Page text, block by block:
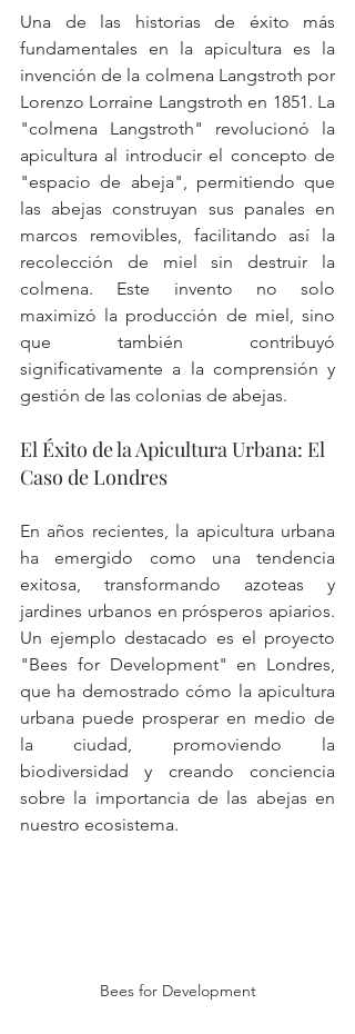
Una de las historias de éxito más
fundamentales en la apicultura es la
invención de la colmena Langstroth por
Lorenzo Lorraine Langstroth en 1851. La
"colmena Langstroth" revolucionó la
apicultura al introducir el concepto de
"espacio de abeja", permitiendo que
las abejas construyan sus panales en
marcos removibles, facilitando así la
recolección de miel sin destruir la
colmena. Este invento no solo
maximizó la producción de miel, sino
que también contribuyó
significativamente a la comprensión y
gestión de las colonias de abejas.
El Éxito de la Apicultura Urbana: El
Caso de Londres
En años recientes, la apicultura urbana
ha emergido como una tendencia
exitosa, transformando azoteas y
jardines urbanos en prósperos apiarios.
Un ejemplo destacado es el proyecto
"Bees for Development" en Londres,
que ha demostrado cómo la apicultura
urbana puede prosperar en medio de
la ciudad, promoviendo la
biodiversidad y creando conciencia
sobre la importancia de las abejas en
nuestro ecosistema.
Bees for Development